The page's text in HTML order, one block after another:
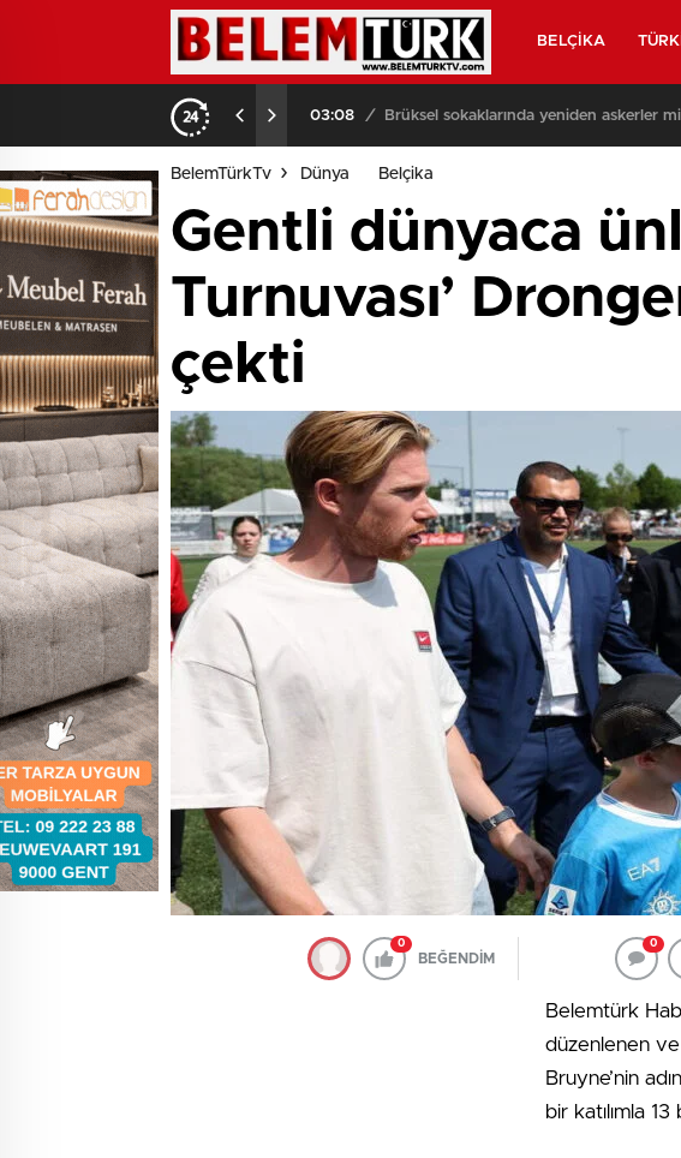
BELÇIKA
03:08 / Brüksel sokaklarında yeniden askerler
BelemTürkTv Dünya Belçika
Gentli dünyaca
Turnuvası’
çekti
0
BEĞENDİM
0
Belemtürk
düzenlenen
Bruyne’nin
bir katılımla